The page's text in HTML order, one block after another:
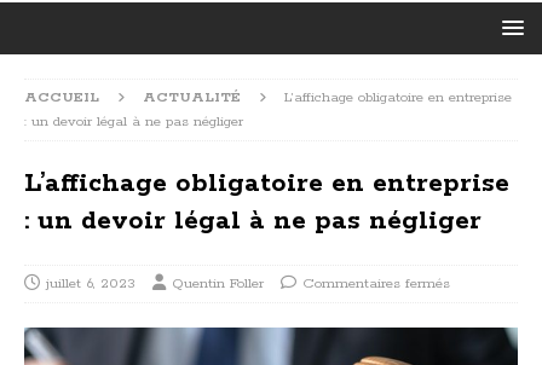
ACCUEIL ACTUALITÉ
L’affichage obligatoire en entreprise
: un devoir légal à ne pas négliger
L’affichage obligatoire en entreprise
: un devoir légal à ne pas négliger
juillet 6, 2023 Quentin Foller Commentaires fermés